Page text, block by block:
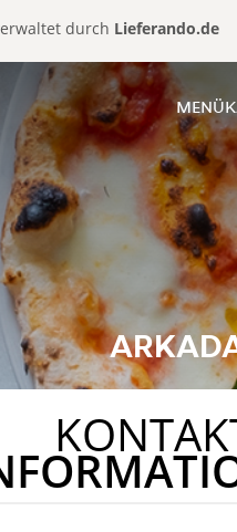
durch Lieferando.de